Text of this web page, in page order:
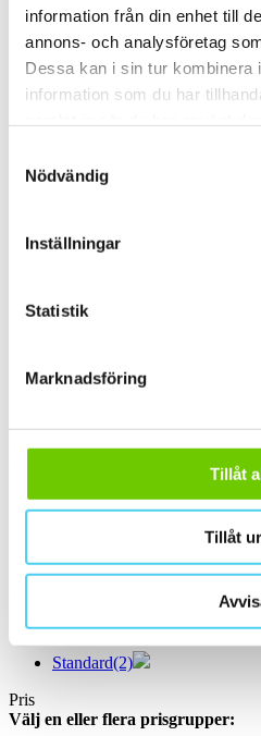
information från din enhet till
annons- och analysföretag
Dessa kan i sin tur kombinera
information som du har
Nödvändig
Inställningar
Statistik
Marknadsföring
Tillåt
Tillåt
ca 15x15 cm(12)
15x15 cm
ca 15x60 cm(1)
ca 20x(2)
ca 30x
Yta
Välj önskad kant på plattan:
Standard(2)
Pris
Välj en eller flera prisgrupper: